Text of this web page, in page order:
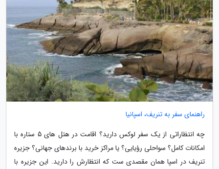
راهنمای سفر به تنریف، اسپانیا
چه انتظاراتی از یک سفر لوکس دارید؟ اقامت در هتل های 5 ستاره با
امکانات کامل؟ سواحلی رؤیایی؟ یا مراکز خرید با برندهای جهانی؟ جزیره
تنریف در اسپا همان مقصدی ست که انتظارش را دارید. این جزیره با